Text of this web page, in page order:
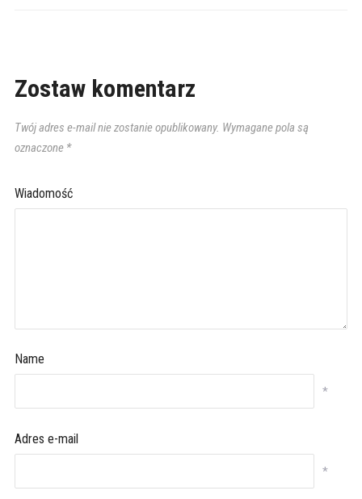
Zostaw komentarz
Twój adres e-mail nie zostanie opublikowany. Wymagane pola są
oznaczone *
Wiadomość
Name
*
Adres e-mail
*